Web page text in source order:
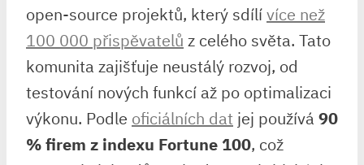
open-source projektů, který sdílívíce než
100 000 přispěvatelů z celého světa. Tato
komunita zajišťuje neustálý rozvoj, od
testování nových funkcí až po optimalizaci
výkonu. Podle oficiálních dat jej používá 90
% firem z indexu Fortune 100, což